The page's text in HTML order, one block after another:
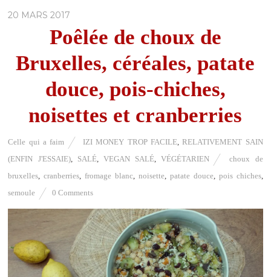
20 MARS 2017
Poêlée de choux de
Bruxelles, céréales, patate
douce, pois-chiches,
noisettes et cranberries
Celle qui a faim IZI MONEY TROP FACILE,RELATIVEMENT SAIN
(ENFIN J'ESSAIE), SALÉ, VEGAN SALÉ ,VÉGÉTARIEN
choux de
bruxelles ,cranberries fromage blanc noisette patate douce pois chiches,
semoule
0 Comments